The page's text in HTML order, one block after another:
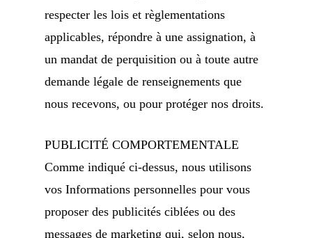
respecter les lois et règlementations
applicables, répondre à une assignation, à
un mandat de perquisition ou à toute autre
demande légale de renseignements que
nous recevons, ou pour protéger nos droits.
PUBLICITÉ COMPORTEMENTALE
Comme indiqué ci-dessus, nous utilisons
vos Informations personnelles pour vous
proposer des publicités ciblées ou des
messages de marketing qui, selon nous,